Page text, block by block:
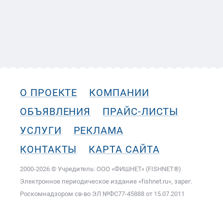
О ПРОЕКТЕ
КОМПАНИИ
ОБЪЯВЛЕНИЯ
ПРАЙС-ЛИСТЫ
УСЛУГИ
РЕКЛАМА
КОНТАКТЫ
КАРТА САЙТА
2000-2026 © Учредитель: ООО «ФИШНЕТ» (FISHNET®)
Электронное периодическое издание «fishnet.ru», зарег.
Роскомнадзором cв-во ЭЛ №ФС77-45888 от 15.07.2011